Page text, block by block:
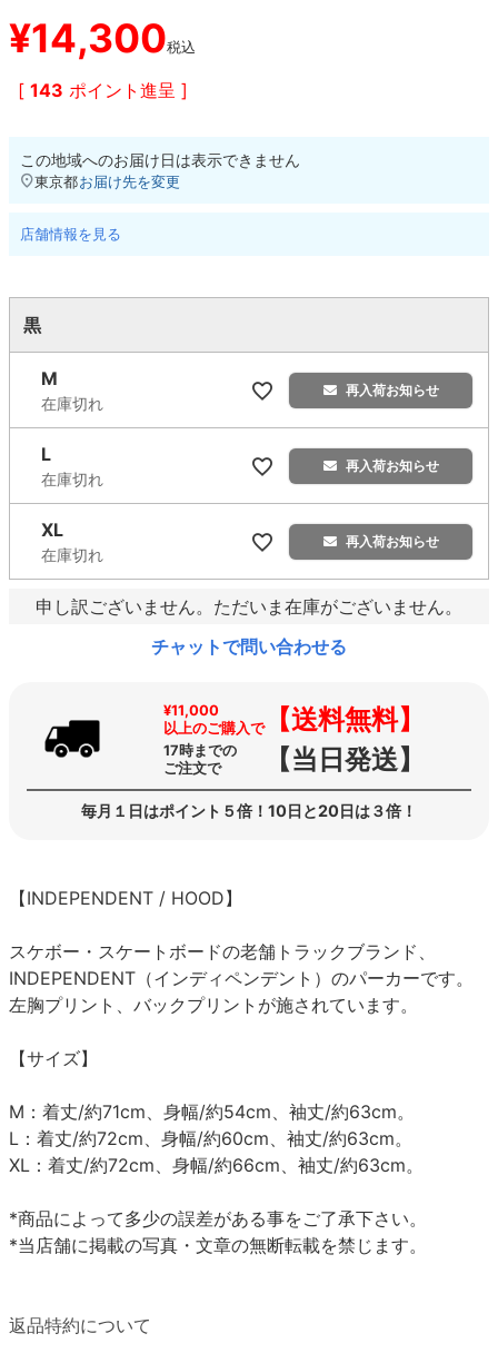
¥14,300税込
[ 143 ポイント進呈 ]
この地域へのお届け日は表示できません
東京都お届け先を変更
店舗情報を見る
黒
M
在庫切れ
再入荷お知らせ
L
在庫切れ
再入荷お知らせ
XL
在庫切れ
再入荷お知らせ
申し訳ございません。ただいま在庫がございません。
チャットで問い合わせる
¥11,000
以上のご購入で【送料無料】
17時までの
ご注文で
【当日発送】
毎月１日はポイント５倍！10日と20日は３倍！
【INDEPENDENT / HOOD】
スケボー・スケートボードの老舗トラックブランド、
INDEPENDENT（インディペンデント）のパーカーです。
左胸プリント、バックプリントが施されています。
【サイズ】
M：着丈/約71cm、身幅/約54cm、袖丈/約63cm。
L：着丈/約72cm、身幅/約60cm、袖丈/約63cm。
XL：着丈/約72cm、身幅/約66cm、袖丈/約63cm。
*商品によって多少の誤差がある事をご了承下さい。
*当店舗に掲載の写真・文章の無断転載を禁じます。
返品特約について
9.0inch以上
シェイプデッキ